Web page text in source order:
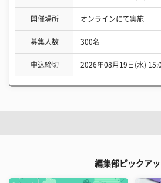
開催場所 オンラインにて実施
募集人数 300名
申込締切 2026年08月19日(水)
編集部ピックア